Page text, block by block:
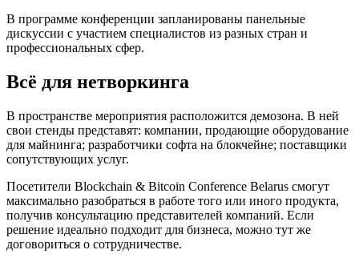
В программе конференции запланированы панельные
дискуссии с участием специалистов из разных стран и
профессиональных сфер.
Всё для нетворкинга
В пространстве мероприятия расположится демозона. В ней
свои стенды представят: компании, продающие оборудование
для майнинга; разработчики софта на блокчейне; поставщики
сопутствующих услуг.
Посетители Blockchain & Bitcoin Conference Belarus смогут
максимально разобраться в работе того или иного продукта,
получив консультацию представителей компаний. Если
решение идеально подходит для бизнеса, можно тут же
договориться о сотрудничестве.